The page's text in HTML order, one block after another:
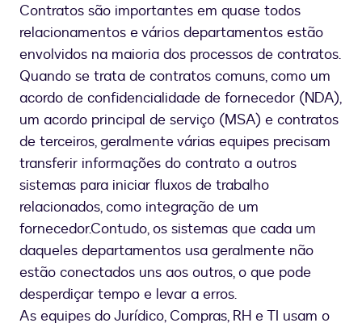
Contratos são importantes em quase todos
relacionamentos e vários departamentos estão
envolvidos na maioria dos processos de contratos.
Quando se trata de contratos comuns, como um
acordo de confidencialidade de fornecedor (NDA),
um acordo principal de serviço (MSA) e contratos
de terceiros, geralmente várias equipes precisam
transferir informações do contrato a outros
sistemas para iniciar fluxos de trabalho
relacionados, como integração de um
fornecedor.Contudo, os sistemas que cada um
daqueles departamentos usa geralmente não
estão conectados uns aos outros, o que pode
desperdiçar tempo e levar a erros.
As equipes do Jurídico, Compras, RH e TI usam o